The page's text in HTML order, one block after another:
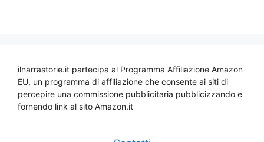
ilnarrastorie.it partecipa al Programma Affiliazione Amazon
EU, un programma di affiliazione che consente ai siti di
percepire una commissione pubblicitaria pubblicizzando e
fornendo link al sito Amazon.it